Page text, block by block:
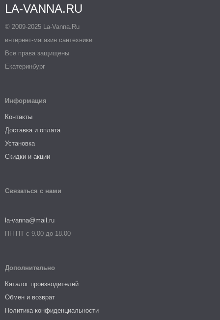
LA-VANNA.RU
© 2009-2025 La-Vanna.Ru
интернет-магазин сантехники
Все права защищены
Екатеринбург
Информация
Контакты
Доставка и оплата
Установка
Скидки и акции
Связаться с нами
la-vanna@mail.ru
ПН-ПТ с 9.00 до 18.00
Дополнительно
Каталог производителей
Обмен и возврат
Политика конфиденциальности